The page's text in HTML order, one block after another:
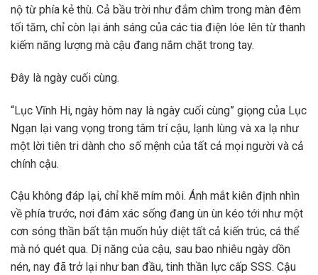
nộ từ phía kẻ thù. Cả bầu trời như đắm chìm trong màn đêm
tối tăm, chỉ còn lại ánh sáng của các tia điện lóe lên từ thanh
kiếm năng lượng mà cậu đang nắm chặt trong tay.
Đây là ngày cuối cùng.
“Lục Vĩnh Hi, ngày hôm nay là ngày cuối cùng” giọng của Lục
Ngạn lại vang vọng trong tâm trí cậu, lạnh lùng và xa lạ như
một lời tiên tri dành cho số mệnh của tất cả mọi người và cả
chính cậu.
Cậu không đáp lại, chỉ khẽ mím môi. Ánh mắt kiên định nhìn
về phía trước, nơi đám xác sống đang ùn ùn kéo tới như một
cơn sóng thần bất tận muốn hủy diệt tất cả kiến trúc, cá thể
mà nó quét qua. Dị năng của cậu, sau bao nhiêu ngày dồn
nén, nay đã trở lại như ban đầu, tinh thần lực cấp SSS. Cậu